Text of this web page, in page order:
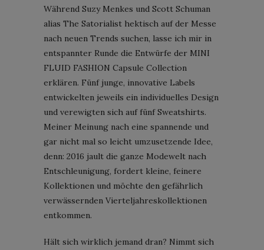
Während Suzy Menkes und Scott Schuman
alias The Satorialist hektisch auf der Messe
nach neuen Trends suchen, lasse ich mir in
entspannter Runde die Entwürfe der MINI
FLUID FASHION Capsule Collection
erklären. Fünf junge, innovative Labels
entwickelten jeweils ein individuelles Design
und verewigten sich auf fünf Sweatshirts.
Meiner Meinung nach eine spannende und
gar nicht mal so leicht umzusetzende Idee,
denn: 2016 jault die ganze Modewelt nach
Entschleunigung, fordert kleine, feinere
Kollektionen und möchte den gefährlich
verwässernden Vierteljahreskollektionen
entkommen.
Hält sich wirklich jemand dran? Nimmt sich